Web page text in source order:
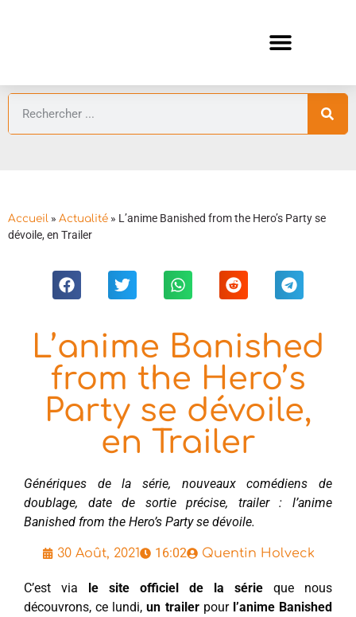
Accueil » Actualité » L’anime Banished from the Hero’s Party se
dévoile, en Trailer
L’anime Banished
from the Hero’s
Party se dévoile,
en Trailer
Génériques de la série, nouveaux comédiens de
doublage, date de sortie précise, trailer : l’anime
Banished from the Hero’s Party se dévoile.
30 Août, 2021 16:02 Quentin Holveck
C’est via le site officiel de la série que nous
découvrons, ce lundi,un trailerpour l’anime Banished